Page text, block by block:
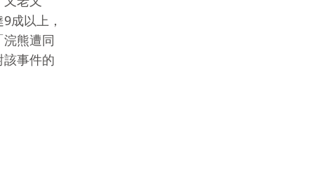
成以上，
熊遭同
事件的